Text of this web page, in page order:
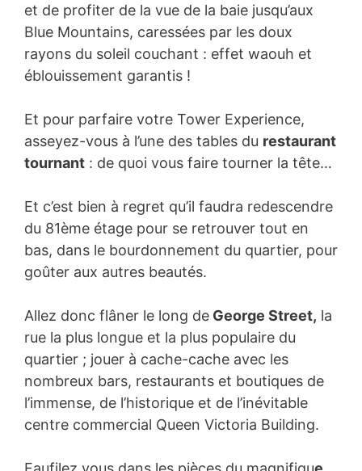
et de profiter de la vue de la baie jusqu’aux
Blue Mountains, caressées par les doux
rayons du soleil couchant : effet waouh et
éblouissement garantis !
Et pour parfaire votre Tower Experience,
asseyez-vous à l’une des tables du restaurant
tournant : de quoi vous faire tourner la tête…
Et c’est bien à regret qu’il faudra redescendre
du 81ème étage pour se retrouver tout en
bas, dans le bourdonnement du quartier, pour
goûter aux autres beautés.
Allez donc flâner le long de George Street, la
rue la plus longue et la plus populaire du
quartier ; jouer à cache-cache avec les
nombreux bars, restaurants et boutiques de
l’immense, de l’historique et de l’inévitable
centre commercial Queen Victoria Building.